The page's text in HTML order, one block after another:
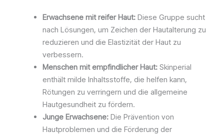
Erwachsene mit reifer Haut: Diese Gruppe sucht
nach Lösungen, um Zeichen der Hautalterung zu
reduzieren und die Elastizität der Haut zu
verbessern.
Menschen mit empfindlicher Haut: Skinperial
enthält milde Inhaltsstoffe, die helfen kann,
Rötungen zu verringern und die allgemeine
Hautgesundheit zu fördern.
Junge Erwachsene: Die Prävention von
Hautproblemen und die Förderung der